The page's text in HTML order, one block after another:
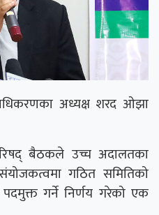
अध्यक्ष शरद ओझा
बैठकले उच्च अदालतका
गठित समितिको
गर्ने निर्णय गरेको एक